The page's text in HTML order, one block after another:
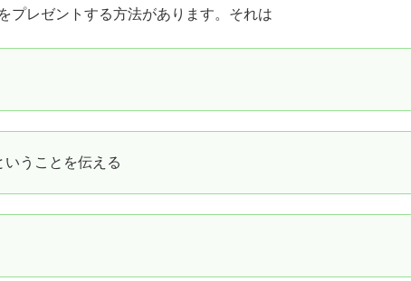
プレゼントする方法があります。それは
うことを伝える